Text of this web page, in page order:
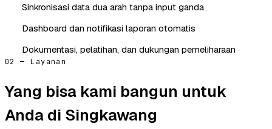
Sinkronisasi data dua arah tanpa input ganda
Dashboard dan notifikasi laporan otomatis
Dokumentasi, pelatihan, dan dukungan pemeliharaan
02 — Layanan
Yang bisa kami bangun untuk
Anda di Singkawang